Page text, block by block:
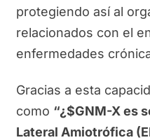
protegiendo así al
relacionados con el
enfermedades
Gracias a esta
como “¿$GNM-X es
Lateral Amiotrófica